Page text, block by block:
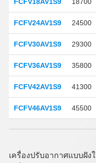
FCFV24AV1S9 24500
FCFV30AV1S9 29300
FCFV36AV1S9 35800
FCFV42AV1S9 41300
FCFV46AV1S9 45500
เครื่องปรับอากาศแบบฝัง